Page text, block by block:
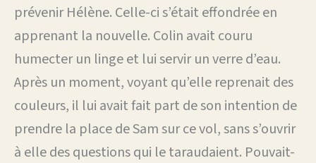
prévenir Hélène. Celle-ci s’était effondrée en
apprenant la nouvelle. Colin avait couru
humecter un linge et lui servir un verre d’eau.
Après un moment, voyant qu’elle reprenait des
couleurs, il lui avait fait part de son intention de
prendre la place de Sam sur ce vol, sans s’ouvrir
à elle des questions qui le taraudaient. Pouvait-